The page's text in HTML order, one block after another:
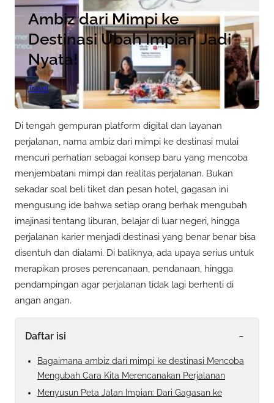
Ambiz dari Mimpi ke
Destinasi Ubah Impian Jadi
Nyata!
Travel
Di tengah gempuran platform digital dan layanan
perjalanan, nama ambiz dari mimpi ke destinasi mulai
mencuri perhatian sebagai konsep baru yang mencoba
menjembatani mimpi dan realitas perjalanan. Bukan
sekadar soal beli tiket dan pesan hotel, gagasan ini
mengusung ide bahwa setiap orang berhak mengubah
imajinasi tentang liburan, belajar di luar negeri, hingga
perjalanan karier menjadi destinasi yang benar benar bisa
disentuh dan dialami. Di baliknya, ada upaya serius untuk
merapikan proses perencanaan, pendanaan, hingga
pendampingan agar perjalanan tidak lagi berhenti di
angan angan.
Daftar isi -
Bagaimana ambiz dari mimpi ke destinasi Mencoba
Mengubah Cara Kita Merencanakan Perjalanan
Menyusun Peta Jalan Impian: Dari Gagasan ke